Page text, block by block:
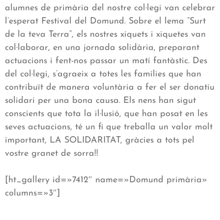
alumnes de primària del nostre col·legi van celebrar
l’esperat Festival del Domund. Sobre el lema “Surt
de la teva Terra”, els nostres xiquets i xiquetes van
col·laborar, en una jornada solidària, preparant
actuacions i fent-nos passar un matí fantàstic. Des
del col·legi, s’agraeix a totes les famílies que han
contribuït de manera voluntària a fer el ser donatiu
solidari per una bona causa. Els nens han sigut
conscients que tota la il·lusió, que han posat en les
seves actuacions, té un fi que treballa un valor molt
important, LA SOLIDARITAT, gràcies a tots pel
vostre granet de sorra!!
[ht_gallery id=»7412″ name=»Domund primària»
columns=»3″]